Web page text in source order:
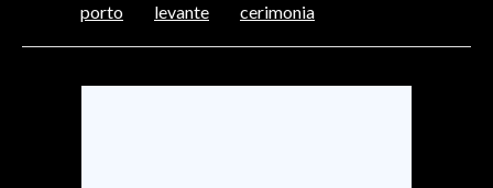
ALTRI SPORT
porto
levante cerimonia